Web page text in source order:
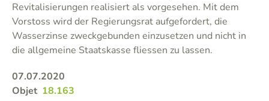
Revitalisierungen realisiert als vorgesehen. Mit dem
Vorstoss wird der Regierungsrat aufgefordert, die
Wasserzinse zweckgebunden einzusetzen und nicht in
die allgemeine Staatskasse fliessen zu lassen.
07.07.2020
Objet 18.163